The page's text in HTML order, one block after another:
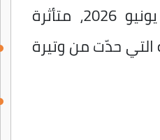
تراجعت أسعار الذهب في مصر خلال تعاملات اليوم الأربعاء 3 يونيو 2026، متأثرة
التي حدّت من وتيرة